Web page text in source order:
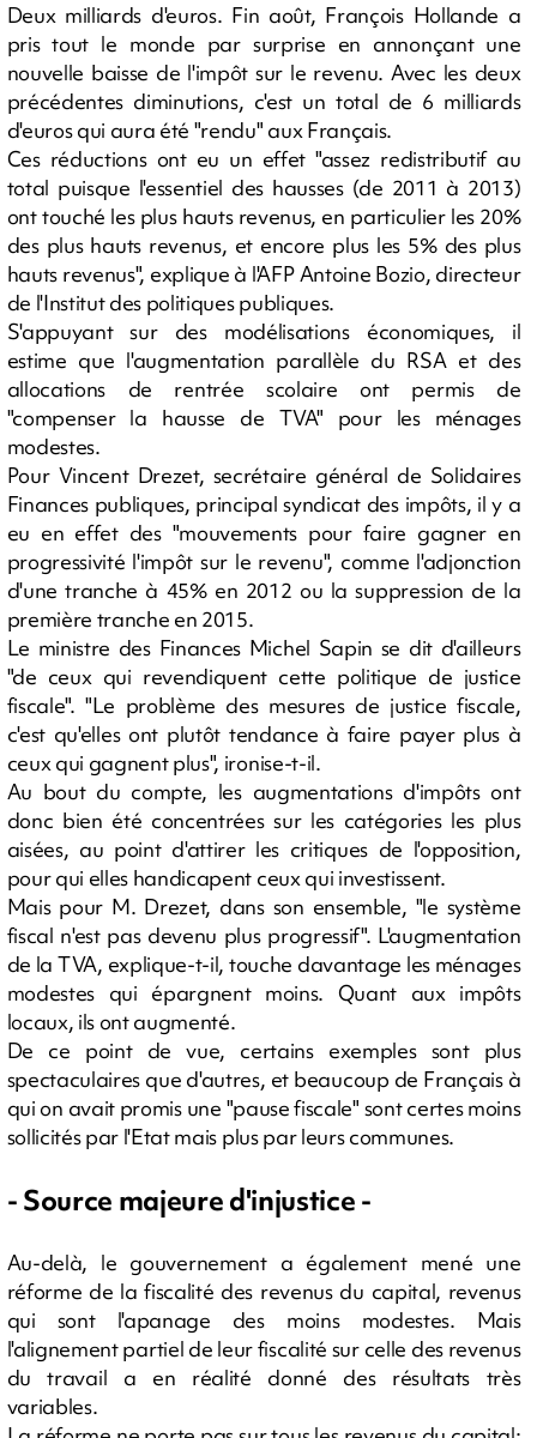
Deux milliards d'euros. Fin août, François Hollande a
pris tout le monde par surprise en annonçant une
nouvelle baisse de l'impôt sur le revenu. Avec les deux
précédentes diminutions, c'est un total de 6 milliards
d'euros qui aura été "rendu" aux Français.
Ces réductions ont eu un effet "assez redistributif au
total puisque l'essentiel des hausses (de 2011 à 2013)
ont touché les plus hauts revenus, en particulier les 20%
des plus hauts revenus, et encore plus les 5% des plus
hauts revenus", explique à l'AFP Antoine Bozio, directeur
de l'Institut des politiques publiques.
S'appuyant sur des modélisations économiques, il
estime que l'augmentation parallèle du RSA et des
allocations de rentrée scolaire ont permis de
"compenser la hausse de TVA" pour les ménages
modestes.
Pour Vincent Drezet, secrétaire général de Solidaires
Finances publiques, principal syndicat des impôts, il y a
eu en effet des "mouvements pour faire gagner en
progressivité l'impôt sur le revenu", comme l'adjonction
d'une tranche à 45% en 2012 ou la suppression de la
première tranche en 2015.
Le ministre des Finances Michel Sapin se dit d'ailleurs
"de ceux qui revendiquent cette politique de justice
fiscale". "Le problème des mesures de justice fiscale,
c'est qu'elles ont plutôt tendance à faire payer plus à
ceux qui gagnent plus", ironise-t-il.
Au bout du compte, les augmentations d'impôts ont
donc bien été concentrées sur les catégories les plus
aisées, au point d'attirer les critiques de l'opposition,
pour qui elles handicapent ceux qui investissent.
Mais pour M. Drezet, dans son ensemble, "le système
fiscal n'est pas devenu plus progressif". L'augmentation
de la TVA, explique-t-il, touche davantage les ménages
modestes qui épargnent moins. Quant aux impôts
locaux, ils ont augmenté.
De ce point de vue, certains exemples sont plus
spectaculaires que d'autres, et beaucoup de Français à
qui on avait promis une "pause fiscale" sont certes moins
sollicités par l'Etat mais plus par leurs communes.
- Source majeure d'injustice -
Au-delà, le gouvernement a également mené une
réforme de la fiscalité des revenus du capital, revenus
qui sont l'apanage des moins modestes. Mais
l'alignement partiel de leur fiscalité sur celle des revenus
du travail a en réalité donné des résultats très
variables.